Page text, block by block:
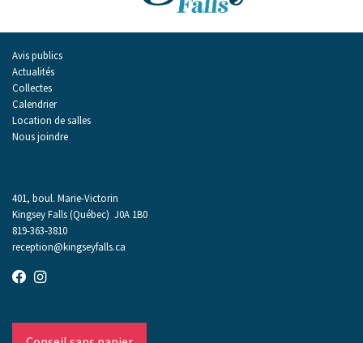
Avis publics
Actualités
Collectes
Calendrier
Location de salles
Nous joindre
401, boul. Marie-Victorin
Kingsey Falls (Québec) J0A 1B0
819-363-3810
reception@kingseyfalls.ca